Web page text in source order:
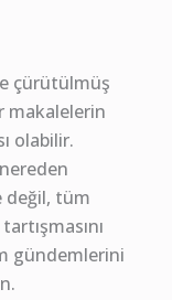
çürütülmüş
makalelerin
olabilir.
değil, tüm
gündemlerini